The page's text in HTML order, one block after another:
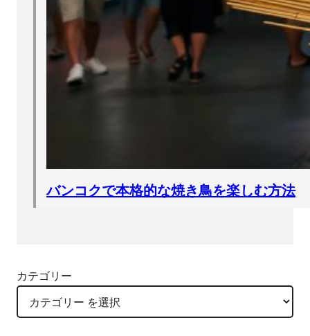
バンコクで本格的な焼き鳥を楽しむ方法
カテゴリー